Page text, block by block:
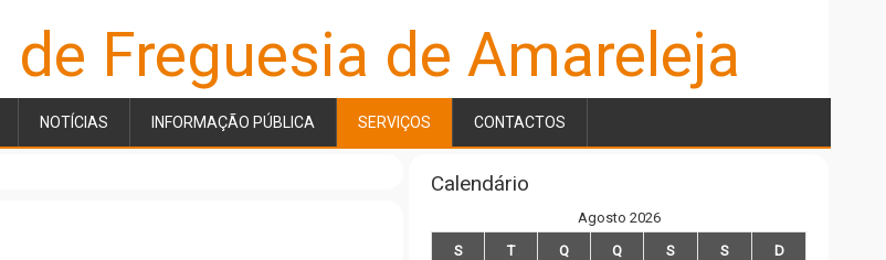
Freguesia de Amareleja
NOTÍCIAS INFORMAÇÃO PÚBLICA SERVIÇOS CONTACTOS
Calendário
Agosto 2026
S
T Q Q S S D